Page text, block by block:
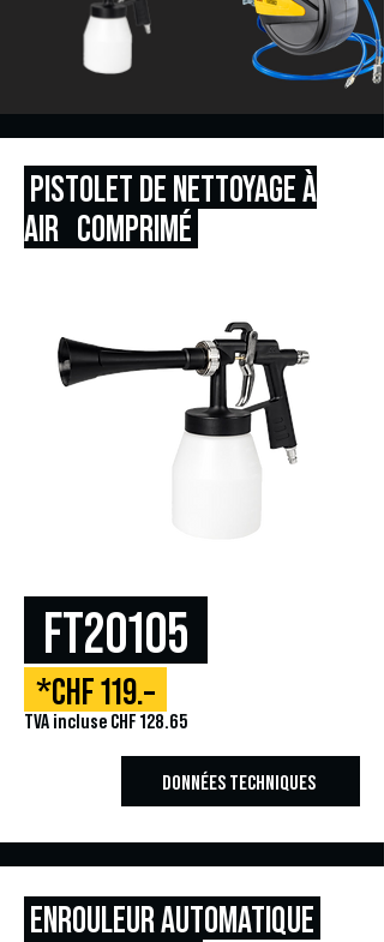
PISTOLET DE NETTOYAGE À
AIR COMPRIMÉ
FT20105
*CHF 119.–
TVA incluse CHF 128.65
DONNÉES TECHNIQUES
ENROULEUR AUTOMATIQUE